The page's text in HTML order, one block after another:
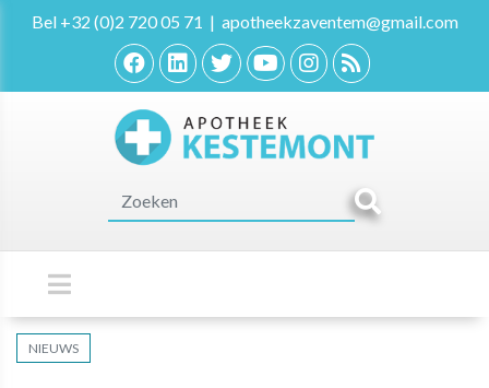
Bel +32 (0)2 720 05 71 | apotheekzaventem@gmail.com
NIEUWS